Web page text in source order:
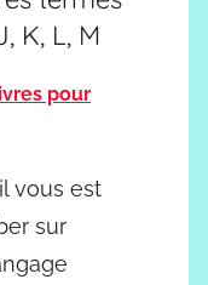
K, L, M
pour
vous est
sur